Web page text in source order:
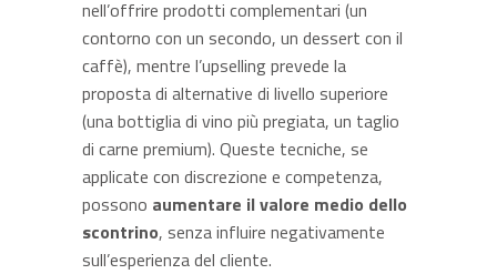
nell’offrire prodotti complementari (un
contorno con un secondo, un dessert con il
caffè), mentre l’upselling prevede la
proposta di alternative di livello superiore
(una bottiglia di vino più pregiata, un taglio
di carne premium). Queste tecniche, se
applicate con discrezione e competenza,
possono aumentare il valore medio dello
scontrino, senza influire negativamente
sull’esperienza del cliente.